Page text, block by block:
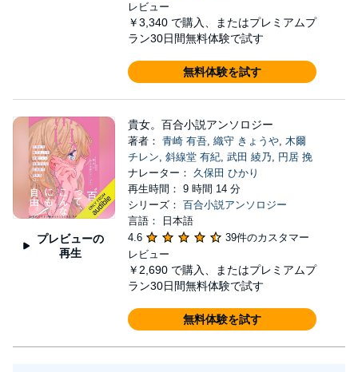
レビュー
￥3,340 で購入、またはプレミアムプ
ラン30日間無料体験で試す
無料体験を試す
プレビューの
再生
貴女。百合小説アンソロジー
著者： 青崎 有吾, 織守 きょうや, 木爾
チレン, 斜線堂 有紀, 武田 綾乃, 円居 挽
ナレーター： 久保田 ひかり
再生時間： 9 時間 14 分
シリーズ： 百合小説アンソロジー
言語： 日本語
4.6
39件のカスタマー
レビュー
￥2,690 で購入、またはプレミアムプ
ラン30日間無料体験で試す
無料体験を試す